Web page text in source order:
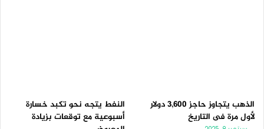
الذهب يتجاوز حاجز 3,600 دولار
لأول مرة فى التاريخ
النفط يتجه نحو تكبد خسارة
أسبوعية مع توقعات بزيادة